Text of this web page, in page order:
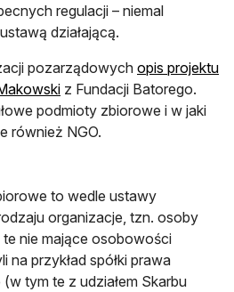
regulacji – niemal
działającą.
pozarządowych opis projektu
otwiera się w nowej karcie
z Fundacji Batorego.
podmioty zbiorowe i w jaki
również NGO.
to wedle ustawy
organizacje, tzn. osoby
te nie mające osobowości
na przykład spółki prawa
tym te z udziałem Skarbu